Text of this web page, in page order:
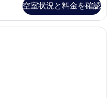
空室状況と料金を確認
セーフティボックス (室内)、デスク